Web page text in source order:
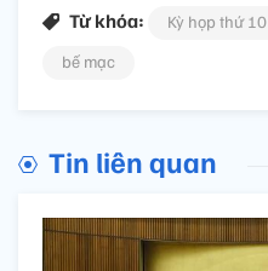
Từ khóa: Kỳ họp thứ 10
bế mạc
Tin liên quan